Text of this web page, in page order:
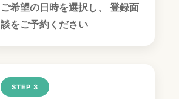
ご希望の日時を選択し、 登録面
談をご予約ください
STEP 3